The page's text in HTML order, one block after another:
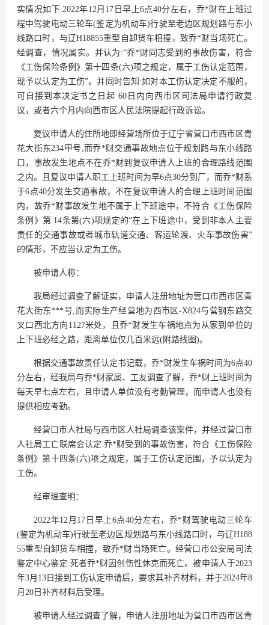
实情况如下:2022年12月17日早上6点40分左右，乔*财在上班过
程中驾驶电动三轮车(鉴定为机动车)行驶至老边区规划路与东小
线路口时，与辽H18855重型自卸货车相撞，致乔*财当场死亡。
经调查，情况属实。并认为:“乔*财同志受到的事故伤害，符合
《工伤保险条例》第十四条(六)项之规定，属于工伤认定范围，
现予以认定为工伤”。并同时告知:如对本工伤认定决定不服的，
可自接到本决定书之日起 60日内向西市区司法局申请行政复
议，或者六个月内向西市区人民法院提起行政诉讼。
复议申请人的住所地即经营场所位于辽宁省营口市西市区青
花大街东234甲号,而乔*财交通事故地点位于规划路与东小线路
口，事故发生地点不在乔*财到复议申请人上班的合理路线范围
之内。且复议申请人职工上班时间为早6点30分到厂，而乔*财系
于6点40分发生交通事故，不在复议申请人的合理上班时间范围
内，故乔*财事故发生地不属于上下班途中，不符合《工伤保险
条例》第 14条第(六)项规定的“在上下班途中，受到非本人主要
责任的交通事故或者城市轨道交通、客运轮渡、火车事故伤害”
的情形，不应当认定为工伤。
被申请人称：
我局经过调查了解证实，申请人注册地址为营口市西市区青
花大街东***号,而实际生产经营地为西市区-X824与营钢东路交
叉口西北方向1127米处，且乔*财发生车祸地点为从家到单位的
上下班必经之路，距离单位仅几百米远(附路线图)。
根据交通事故责任认定书记载，乔*财发生车祸时间为6点40
分左右，经我局与乔*财家属、工友调查了解，乔*财上班时间为
每天早七点左右，且申请人单位没有考勤管理，而申请人也没有
提供相应考勤。
经营口市人社局与西市区人社局调查该案件，并经过营口市
人社局工亡联席会认定:乔*财受到的事故伤害，符合《工伤保险
条例》第十四条(六)项之规定，属于工伤认定范围，予以认定为
工伤。
经审理查明：
2022年12月17日早上6点40分左右，乔*财驾驶电动三轮车
(鉴定为机动车)行驶至老边区规划路与东小线路口时，与辽H188
55重型自卸货车相撞，致乔*财当场死亡。经营口市公安局司法
鉴定中心鉴定:死者乔*财因创伤性休克而死亡。被申请人于2023
年3月13日接到工伤认定申请后，要求其补齐材料，并于2024年8
月20日补齐材料后受理。
被申请人经过调查了解，申请人注册地址为营口市西市区青